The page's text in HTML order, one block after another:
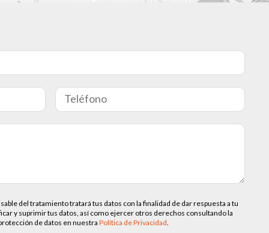
del tratamiento tratará tus datos con la finalidad de dar respuesta a tu
y suprimir tus datos, así como ejercer otros derechos consultando la
de datos en nuestra Política de Privacidad